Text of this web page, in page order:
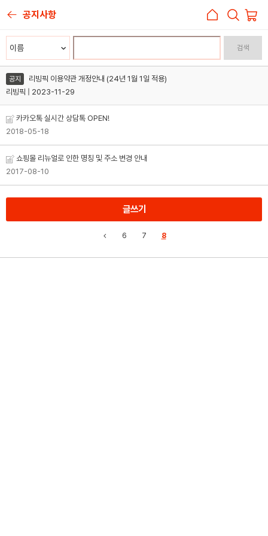
공지사항
검색
공지
리빙픽 이용약관 개정안내 (24년 1월 1일 적용)
리빙픽 | 2023-11-29
카카오톡 실시간 상담톡 OPEN!
2018-05-18
쇼핑몰 리뉴얼로 인한 명칭 및 주소 변경 안내
2017-08-10
글쓰기
6 7 8